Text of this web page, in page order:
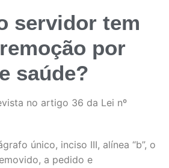
servidor tem
por
saúde?
no artigo 36 da Lei nº
único, inciso III, alínea “b”, o
a pedido e